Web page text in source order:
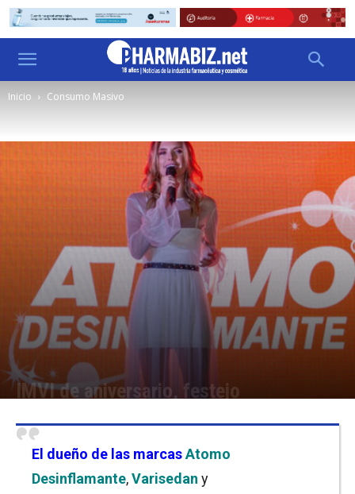
Inicio Consumo Masivo
IMVI de aniversario, festejo
El dueño de las marcasAtomo
Desinflamante,Varisedan y